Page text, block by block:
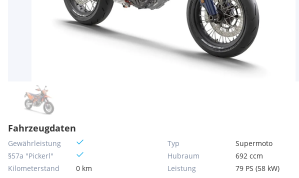
Fahrzeugdaten
Gewährleistung
§57a "Pickerl"
Kilometerstand
0 km
Typ
Supermoto
Hubraum
692 ccm
Leistung
79 PS (58 kW)